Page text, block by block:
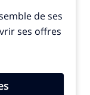
au rituel du
un
qui s’est tu
les